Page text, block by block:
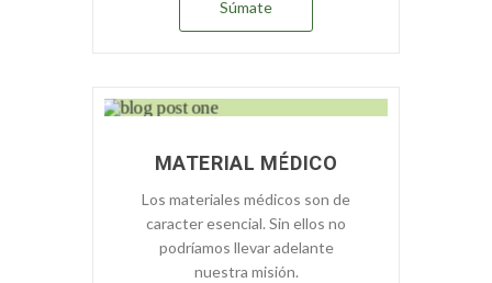
Súmate
MATERIAL MÉDICO
Los materiales médicos son de
caracter esencial. Sin ellos no
podríamos llevar adelante
nuestra misión.